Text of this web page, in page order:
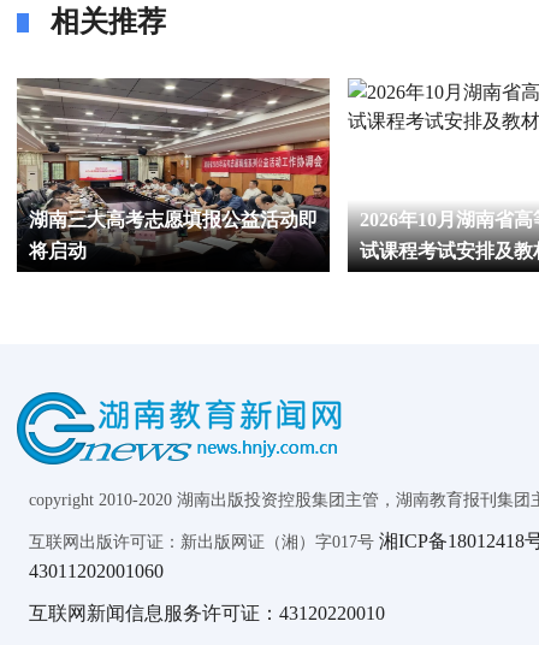
相关推荐
湖南三大高考志愿填报公益活动即
将启动
2026年10月湖南省
试课程考试安排及教
copyright 2010-2020 湖南出版投资控股集团主管，湖南教育报刊集团
互联网出版许可证：新出版网证（湘）字017号 湘ICP备18012418
43011202001060
互联网新闻信息服务许可证：43120220010